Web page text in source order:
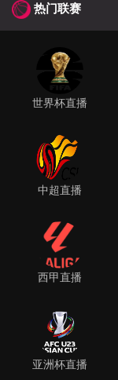
热门联赛
世界杯直播
中超直播
西甲直播
亚洲杯直播